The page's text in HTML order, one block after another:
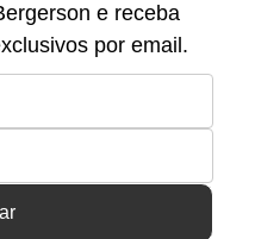
e receba
por email.